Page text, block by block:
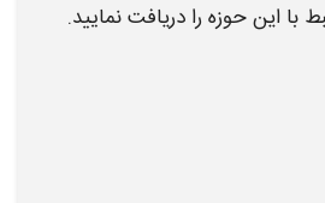
با این حوزه را دریافت نمایید.